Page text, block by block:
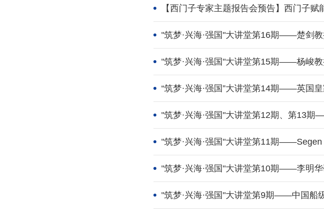
【西门子专家主题报告会预告】西门子
"筑梦·兴海·强国"大讲堂第16期——楚剑
"筑梦·兴海·强国"大讲堂第15期——杨峻
“筑梦·兴海·强国”大讲堂第14期——英国
"筑梦·兴海·强国"大讲堂第12期、第13
"筑梦·兴海·强国"大讲堂第11期——Segen Farid
"筑梦·兴海·强国"大讲堂第10期——李明
"筑梦·兴海·强国"大讲堂第9期——中国船